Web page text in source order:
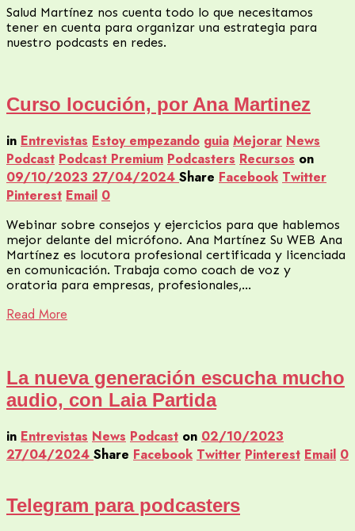
Salud Martínez nos cuenta todo lo que necesitamos
tener en cuenta para organizar una estrategia para
nuestro podcasts en redes.
Curso locución, por Ana Martinez
in Entrevistas Estoy empezando guia Mejorar News
Podcast Podcast Premium Podcasters Recursos on
09/10/2023 27/04/2024 Share Facebook Twitter
Pinterest Email 0
Webinar sobre consejos y ejercicios para que hablemos
mejor delante del micrófono. Ana Martínez Su WEB Ana
Martínez es locutora profesional certificada y licenciada
en comunicación. Trabaja como coach de voz y
oratoria para empresas, profesionales,…
Read More
La nueva generación escucha mucho
audio, con Laia Partida
in Entrevistas News Podcast on 02/10/2023
27/04/2024 Share Facebook Twitter Pinterest Email 0
Telegram para podcasters